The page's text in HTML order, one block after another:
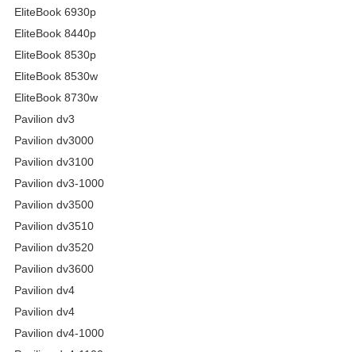
EliteBook 6930p
EliteBook 8440p
EliteBook 8530p
EliteBook 8530w
EliteBook 8730w
Pavilion dv3
Pavilion dv3000
Pavilion dv3100
Pavilion dv3-1000
Pavilion dv3500
Pavilion dv3510
Pavilion dv3520
Pavilion dv3600
Pavilion dv4
Pavilion dv4
Pavilion dv4-1000